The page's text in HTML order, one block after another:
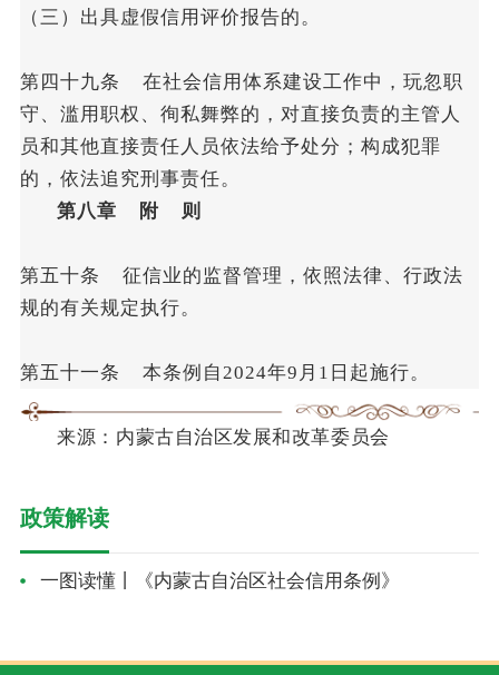
（三）出具虚假信用评价报告的。
第四十九条 在社会信用体系建设工作中，玩忽职
守、滥用职权、徇私舞弊的，对直接负责的主管人
员和其他直接责任人员依法给予处分；构成犯罪
的，依法追究刑事责任。
第八章 附 则
第五十条 征信业的监督管理，依照法律、行政法
规的有关规定执行。
第五十一条 本条例自2024年9月1日起施行。
来源： 内蒙古自治区发展和改革委员会
政策解读
一图读懂丨《内蒙古自治区社会信用条例》